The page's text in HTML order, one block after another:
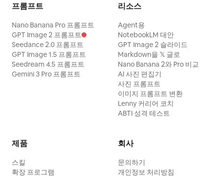
프롬프트
Nano Banana Pro 프롬프트
GPT Image 2 프롬프트
Seedance 2.0 프롬프트
GPT Image 1.5 프롬프트
Seedream 4.5 프롬프트
Gemini 3 Pro 프롬프트
리소스
Agent용
NotebookLM 대안
GPT Image 2 슬라이드
Markdown을 𝕏 글로
Nano Banana 2와 Pro 비교
AI 사진 편집기
사진 프롬프트
이미지 프롬프트 변환
Lenny 커리어 코치
ABTI 성격 테스트
제품
스킬
확장 프로그램
회사
문의하기
개인정보 처리방침